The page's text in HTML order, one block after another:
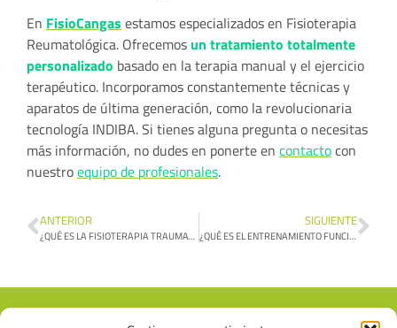
En FisioCangas estamos especializados en Fisioterapia
Reumatológica. Ofrecemosun tratamiento totalmente
personalizado basado en la terapia manual y el ejercicio
terapéutico. Incorporamos constantemente técnicas y
aparatos de última generación, como la revolucionaria
tecnología INDIBA. Si tienes alguna pregunta o necesitas
más información, no dudes en ponerte en contactocon
nuestroequipo de profesionales.
ANTERIOR
¿QUÉ ES LA FISIOTERAPIA TRAUMATOLÓGICA?
SIGUIENTE
¿QUÉ ES EL ENTRENAMIENTO FUNCIONAL?